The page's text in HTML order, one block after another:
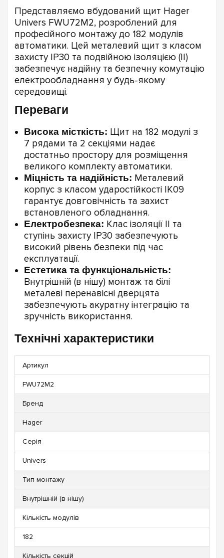
Представляємо вбудований щит Hager
Univers FWU72M2, розроблений для
професійного монтажу до 182 модулів
автоматики. Цей металевий щит з класом
захисту IP30 та подвійною ізоляцією (II)
забезпечує надійну та безпечну комутацію
електрообладнання у будь-якому
середовищі.
Переваги
Висока місткість: Щит на 182 модулі з
7 рядами та 2 секціями надає
достатньо простору для розміщення
великого комплекту автоматики.
Міцність та надійність: Металевий
корпус з класом ударостійкості IK09
гарантує довговічність та захист
встановленого обладнання.
Електробезпека: Клас ізоляції ll та
ступінь захисту IP30 забезпечують
високий рівень безпеки під час
експлуатації.
Естетика та функціональність:
Внутрішній (в нішу) монтаж та білі
металеві перенавісні дверцята
забезпечують акуратну інтеграцію та
зручність використання.
Технічні характеристики
Артикул
FWU72M2
Бренд
Hager
Серія
Univers
Тип монтажу
Внутрішній (в нішу)
Кількість модулів
182
Кількість секцій